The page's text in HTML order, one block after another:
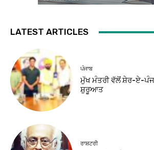
LATEST ARTICLES
ਪੰਜਾਬ
ਮੁੱਖ ਮੰਤਰੀ ਵੱਲੋਂ ਸ਼ੇਰ-ਏ-
ਸ਼ੁਰੂਆਤ
ਰਾਸ਼ਟਰੀ